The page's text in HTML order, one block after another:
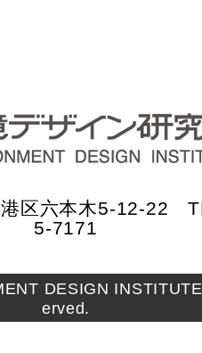
区六本木5-12-22
5-7171
DESIGN
erved.